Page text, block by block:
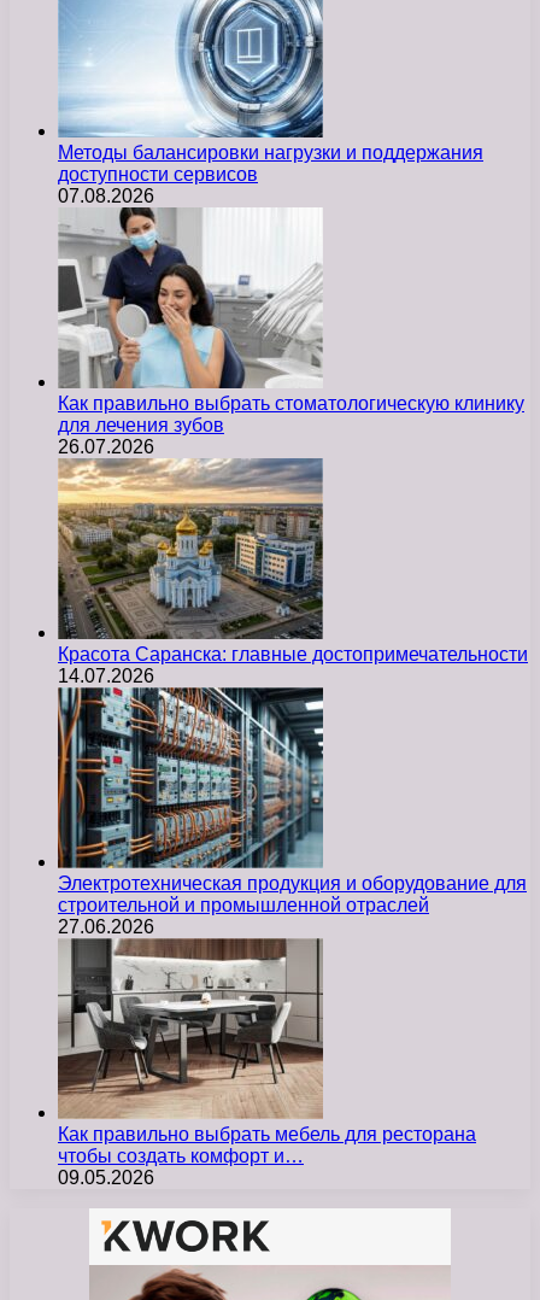
Методы балансировки нагрузки и поддержания
доступности сервисов
07.08.2026
Как правильно выбрать стоматологическую клинику
для лечения зубов
26.07.2026
Красота Саранска: главные достопримечательности
14.07.2026
Электротехническая продукция и оборудование для
строительной и промышленной отраслей
27.06.2026
Как правильно выбрать мебель для ресторана
чтобы создать комфорт и…
09.05.2026